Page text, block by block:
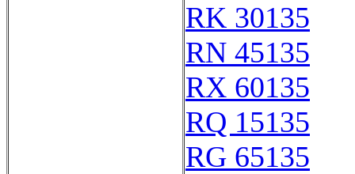
RK 30135
RN 45135
RX 60135
RQ 15135
RG 65135